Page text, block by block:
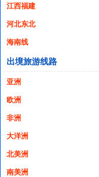
江西福建
河北东北
海南线
出境旅游线路
亚洲
欧洲
非洲
大洋洲
北美洲
南美洲